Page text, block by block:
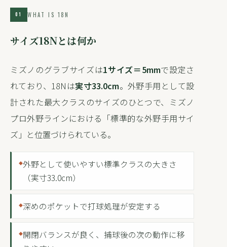
01 WHAT IS 18N
サイズ18Nとは何か
ミズノのグラブサイズは1サイズ＝5mmで設定さ
れており、18Nは実寸33.0cm。外野手用として設
計された最大クラスのサイズのひとつで、ミズノ
プロ外野ラインにおける「標準的な外野手用サイ
ズ」と位置づけられている。
外野として使いやすい標準クラスの大きさ
（実寸33.0cm）
深めのポケットで打球処理が安定する
開閉バランスが良く、捕球後の次の動作に移